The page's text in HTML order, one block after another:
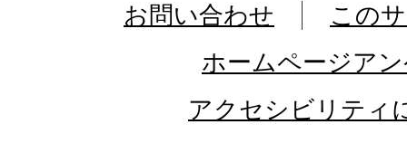
お問い合わせ
この
ホームページア
アクセシビリティ